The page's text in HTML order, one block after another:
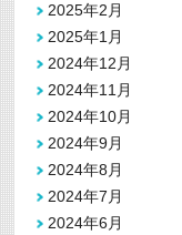
2025年2月
2025年1月
2024年12月
2024年11月
2024年10月
2024年9月
2024年8月
2024年7月
2024年6月